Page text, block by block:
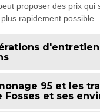
proposer des prix
rapidement possible.
95 et les
Fosses et ses